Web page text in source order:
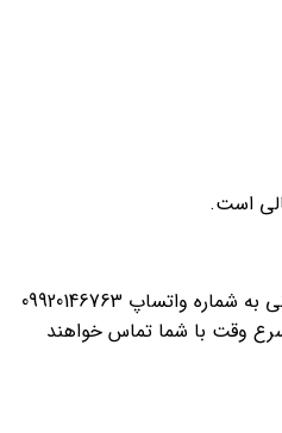
است.
می توانید جهت سوال و پشتیبانی به شماره واتساپ 09920146763
وقت با شما تماس خواهند